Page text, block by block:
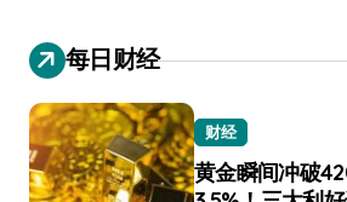
每日财经
财经
黄金瞬间冲破